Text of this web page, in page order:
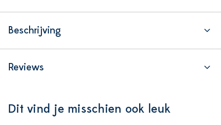
Beschrijving
Reviews
Dit vind je misschien ook leuk